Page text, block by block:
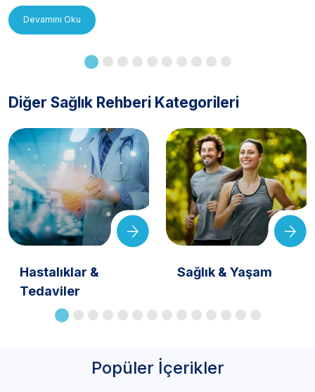
Devamını Oku
Diğer Sağlık Rehberi Kategorileri
Hastalıklar &
Tedaviler
Sağlık & Yaşam
Popüler İçerikler